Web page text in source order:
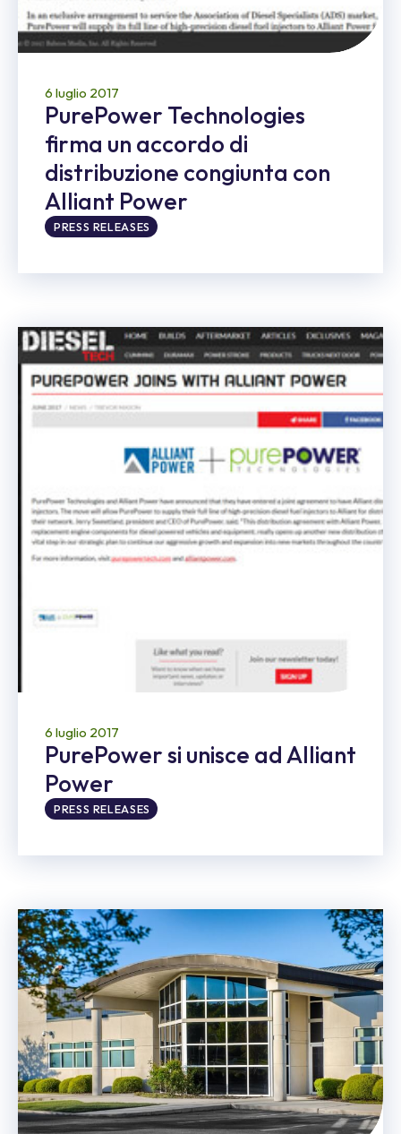
6 luglio 2017
PurePower Technologies
firma un accordo di
distribuzione congiunta con
Alliant Power
PRESS RELEASES
6 luglio 2017
PurePower si unisce ad Alliant
Power
PRESS RELEASES